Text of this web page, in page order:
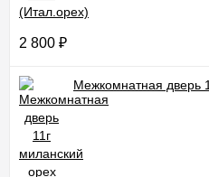
2 800 ₽
Межкомнатная дверь